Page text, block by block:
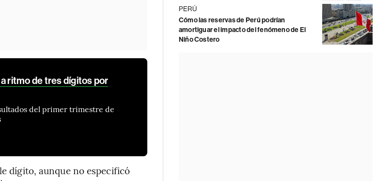
ritmo de tres dígitos por
del primer trimestre de
dígito, aunque no especificó
PERÚ
Cómo las reservas de Perú podrían
amortiguar el impacto del fenómeno de El
Niño Costero